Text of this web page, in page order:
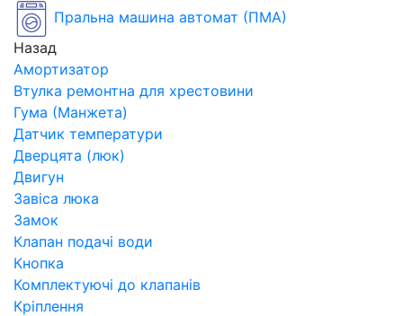
Пральна машина автомат (ПМА)
Назад
Амортизатор
Втулка ремонтна для хрестовини
Гума (Манжета)
Датчик температури
Дверцята (люк)
Двигун
Завіса люка
Замок
Клапан подачі води
Кнопка
Комплектуючі до клапанів
Кріплення